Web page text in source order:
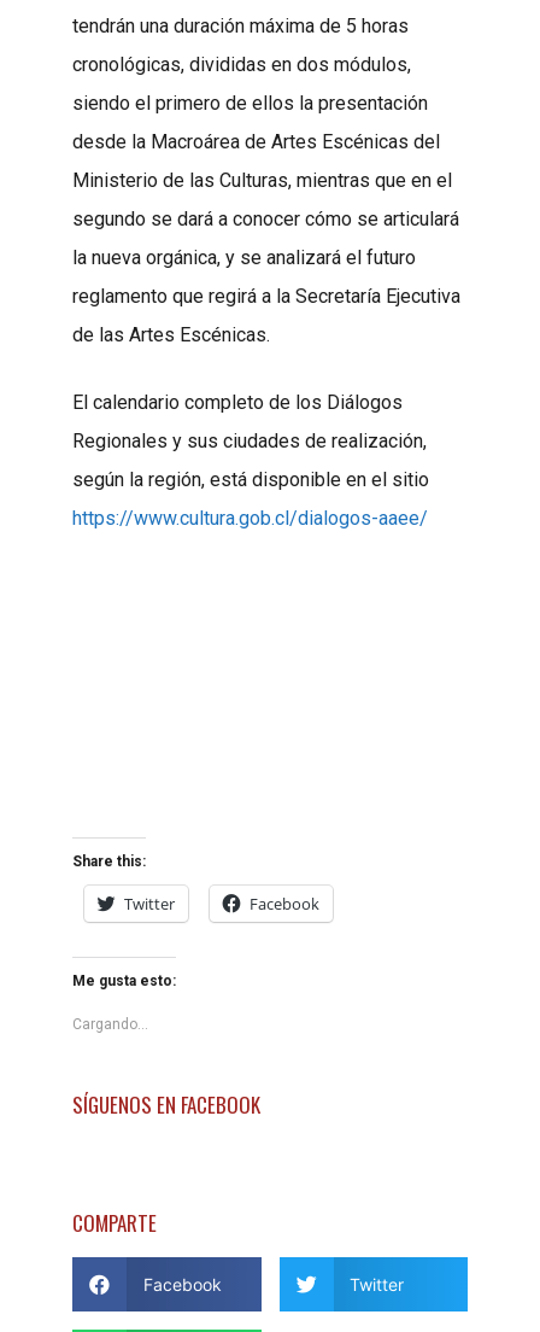
tendrán una duración máxima de 5 horas
cronológicas, divididas en dos módulos,
siendo el primero de ellos la presentación
desde la Macroárea de Artes Escénicas del
Ministerio de las Culturas, mientras que en el
segundo se dará a conocer cómo se articulará
la nueva orgánica, y se analizará el futuro
reglamento que regirá a la Secretaría Ejecutiva
de las Artes Escénicas.
El calendario completo de los Diálogos
Regionales y sus ciudades de realización,
según la región, está disponible en el sitio
https://www.cultura.gob.cl/dialogos-aaee/
Share this:
Twitter Facebook
Me gusta esto:
Cargando...
SÍGUENOS EN FACEBOOK
COMPARTE
Facebook Twitter